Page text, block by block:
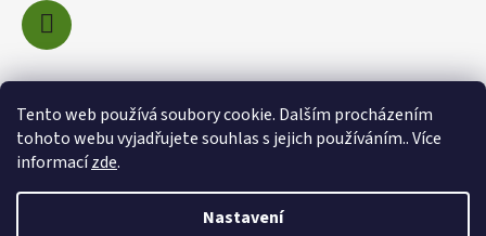
Tento web používá soubory cookie. Dalším procházením
tohoto webu vyjadřujete souhlas s jejich používáním.. Více
informacízde.
Nastavení
Nákupní košík